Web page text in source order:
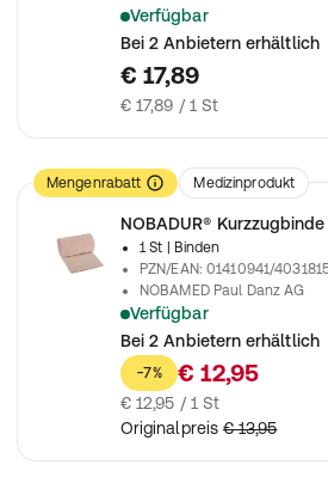
Verfügbar
Zur Venenkompression
Bei 2 Anbietern erhältlich
€ 17,89
€ 17,89 / 1 St
Mengenrabatt Medizinprodukt
NOBADUR®
1 St
| Binden
PZN/EAN:01410941/
NOBAMED Paul Danz AG
Verfügbar
Zur Venenkompression
Bei 2 Anbietern erhältlich
-7% € 12,95
€ 12,95 / 1 St
Originalpreis € 13,95